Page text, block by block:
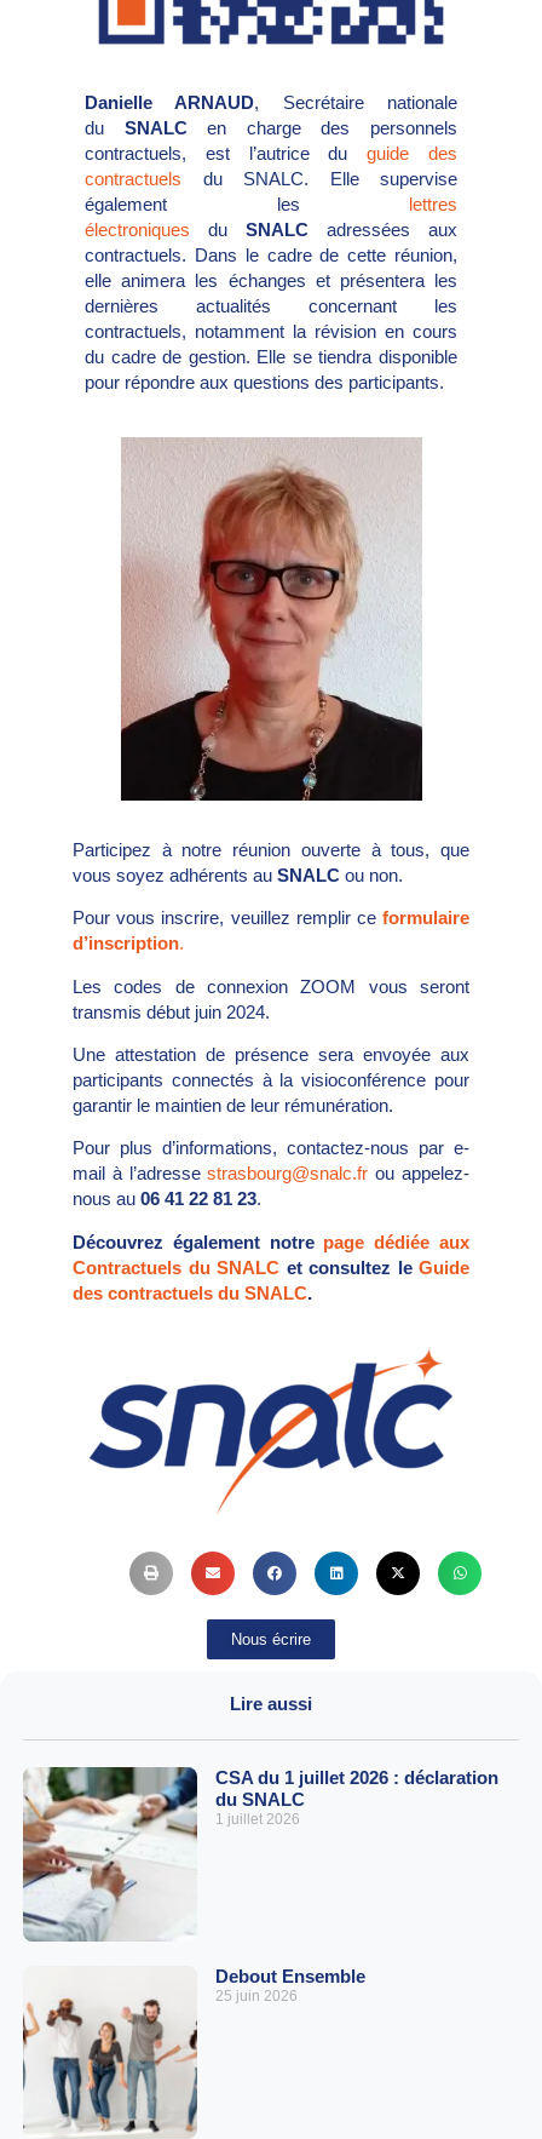
Danielle ARNAUD, Secrétaire nationale
du SNALCen charge des personnels
contractuels, est l’autrice duguide des
contractuels du SNALC. Elle supervise
également les lettres
électroniques du SNALC adressées aux
contractuels. Dans le cadre de cette réunion,
elle animera les échanges et présentera les
dernières actualités concernant les
contractuels, notamment la révision en cours
du cadre de gestion. Elle se tiendra disponible
pour répondre aux questions des participants.
Participez à notre réunion ouverte à tous, que
vous soyez adhérents au SNALC ou non.
Pour vous inscrire, veuillez remplir ce formulaire
d’inscription.
Les codes de connexion ZOOM vous seront
transmis début juin 2024.
Une attestation de présence sera envoyée aux
participants connectés à la visioconférence pour
garantir le maintien de leur rémunération.
Pour plus d’informations, contactez-nous par e-
mail à l’adressestrasbourg@snalc.frou appelez-
nous au 06 41 22 81 23.
Découvrez également notre page dédiée aux
Contractuels du SNALC et consultez le Guide
des contractuels du SNALC.
Nous écrire
Lire aussi
CSA du 1 juillet 2026 : déclaration
du SNALC
1 juillet 2026
Debout Ensemble
25 juin 2026